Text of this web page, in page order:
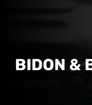
BIDON &